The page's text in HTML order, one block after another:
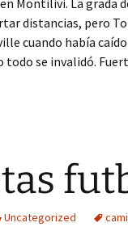
en Montilivi. La grada
distancias, pero
cuando había
todo se invalidó.
Uncategorized